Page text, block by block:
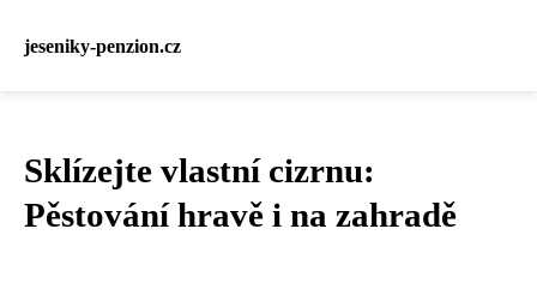
jeseniky-penzion.cz
Sklízejte vlastní cizrnu:
Pěstování hravě i na zahradě